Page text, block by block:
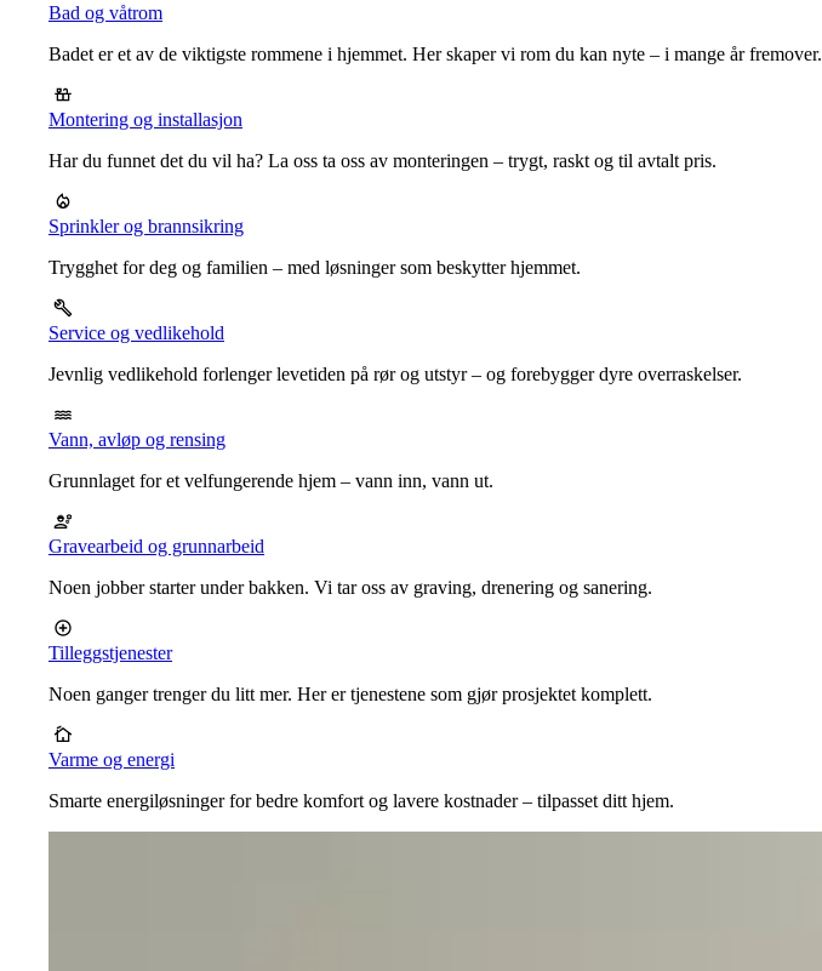
Bad og våtrom
Badet er et av de viktigste rommene i hjemmet. Her skaper vi rom du kan nyte – i mange år fremover.
Montering og installasjon
Har du funnet det du vil ha? La oss ta oss av monteringen – trygt, raskt og til avtalt pris.
Sprinkler og brannsikring
Trygghet for deg og familien – med løsninger som beskytter hjemmet.
Service og vedlikehold
Jevnlig vedlikehold forlenger levetiden på rør og utstyr – og forebygger dyre overraskelser.
Vann, avløp og rensing
Grunnlaget for et velfungerende hjem – vann inn, vann ut.
Gravearbeid og grunnarbeid
Noen jobber starter under bakken. Vi tar oss av graving, drenering og sanering.
Tilleggstjenester
Noen ganger trenger du litt mer. Her er tjenestene som gjør prosjektet komplett.
Varme og energi
Smarte energiløsninger for bedre komfort og lavere kostnader – tilpasset ditt hjem.